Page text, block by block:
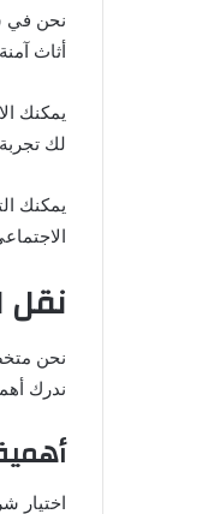
نحن في
أثاث
يمكنك
لك
يمكنك
نقل
نحن
ندرك
اختيار